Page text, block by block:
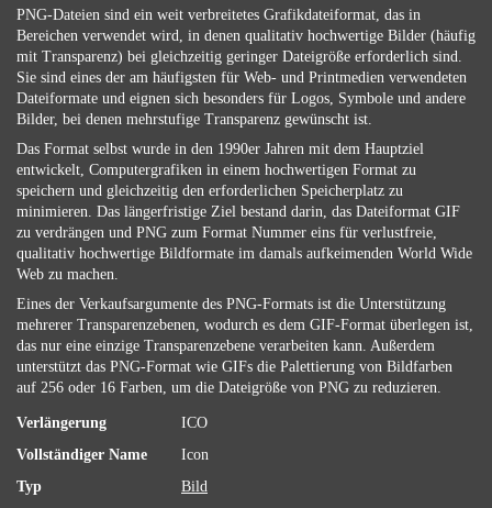
PNG-Dateien sind ein weit verbreitetes Grafikdateiformat, das in
Bereichen verwendet wird, in denen qualitativ hochwertige Bilder (häufig
mit Transparenz) bei gleichzeitig geringer Dateigröße erforderlich sind.
Sie sind eines der am häufigsten für Web- und Printmedien verwendeten
Dateiformate und eignen sich besonders für Logos, Symbole und andere
Bilder, bei denen mehrstufige Transparenz gewünscht ist.
Das Format selbst wurde in den 1990er Jahren mit dem Hauptziel
entwickelt, Computergrafiken in einem hochwertigen Format zu
speichern und gleichzeitig den erforderlichen Speicherplatz zu
minimieren. Das längerfristige Ziel bestand darin, das Dateiformat GIF
zu verdrängen und PNG zum Format Nummer eins für verlustfreie,
qualitativ hochwertige Bildformate im damals aufkeimenden World Wide
Web zu machen.
Eines der Verkaufsargumente des PNG-Formats ist die Unterstützung
mehrerer Transparenzebenen, wodurch es dem GIF-Format überlegen ist,
das nur eine einzige Transparenzebene verarbeiten kann. Außerdem
unterstützt das PNG-Format wie GIFs die Palettierung von Bildfarben
auf 256 oder 16 Farben, um die Dateigröße von PNG zu reduzieren.
Verlängerung
ICO
Vollständiger Name
Icon
Typ
Bild